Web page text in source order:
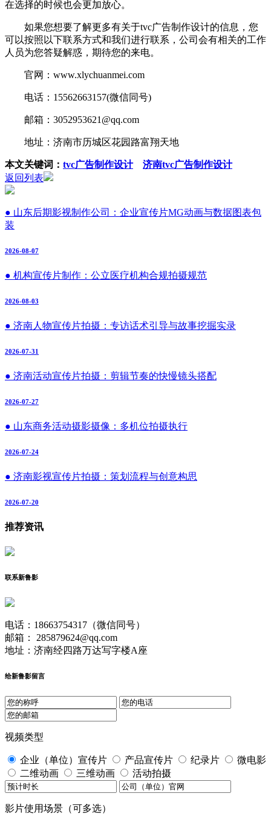
在选择的时候也会更加放心。
如果您想要了解更多有关于tvc广告制作设计的信息，您
可以按照以下联系方式和我们进行联系，公司会有相关的工作
人员为您答疑解惑，期待您的来电。
官网：www.xlychuanmei.com
电话：15562663157(微信同号)
邮箱：3052953621@qq.com
地址：济南市历城区花园路富翔天地
本文关键词： tvc广告制作设计
济南tvc广告制作设计
返回列表
● 山东后期影视制作公司：企业宣传片MG动画与数据图表包
装
2026-08-07
● 机构宣传片制作：公立医疗机构合规拍摄规范
2026-08-03
● 济南人物宣传片拍摄：专访话术引导与故事挖掘实录
2026-07-31
● 济南活动宣传片拍摄：剪辑节奏的快慢镜头搭配
2026-07-27
● 山东商务活动摄影摄像：多机位拍摄执行
2026-07-24
● 济南影视宣传片拍摄：策划流程与创意构思
2026-07-20
推荐资讯
联系新鲁影
电话：18663754317（微信同号）
邮箱： 285879624@qq.com
地址：济南经四路万达写字楼A座
给新鲁影留言
视频类型
企业（单位）宣传片 产品宣传片 纪录片
微电影
二维动画
三维动画 活动拍摄
影片使用场景（可多选）